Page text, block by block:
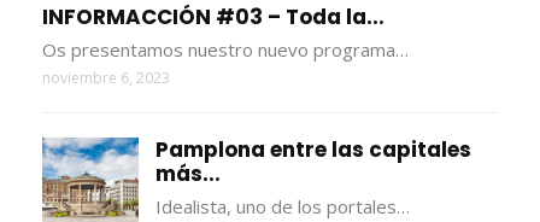
INFORMACCIÓN #03 – Toda la...
Os presentamos nuestro nuevo programa…
noviembre 6, 2023
Pamplona entre las capitales
más...
Idealista, uno de los portales…